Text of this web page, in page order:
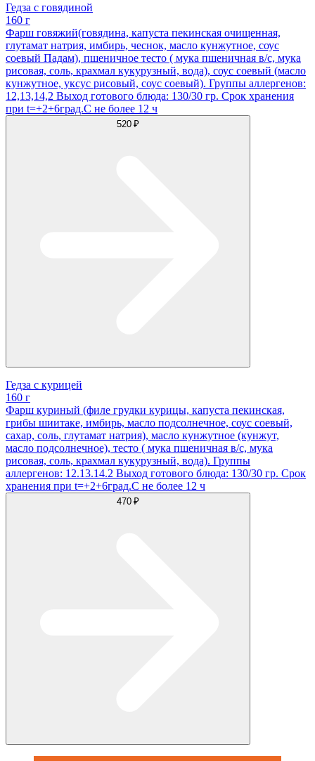
Гедза с говядиной
160 г
Фарш говяжий(говядина, капуста пекинская очищенная,
глутамат натрия, имбирь, чеснок, масло кунжутное, соус
соевый Падам), пшеничное тесто ( мука пшеничная в/с, мука
рисовая, соль, крахмал кукурузный, вода), соус соевый (масло
кунжутное, уксус рисовый, соус соевый). Группы аллергенов:
12,13,14,2 Выход готового блюда: 130/30 гр. Срок хранения
при t=+2+6град.С не более 12 ч
520 ₽
Гедза с курицей
160 г
Фарш куриный (филе грудки курицы, капуста пекинская,
грибы шиитаке, имбирь, масло подсолнечное, соус соевый,
сахар, соль, глутамат натрия), масло кунжутное (кунжут,
масло подсолнечное), тесто ( мука пшеничная в/с, мука
рисовая, соль, крахмал кукурузный, вода). Группы
аллергенов: 12.13.14.2 Выход готового блюда: 130/30 гр. Срок
хранения при t=+2+6град.С не более 12 ч
470 ₽